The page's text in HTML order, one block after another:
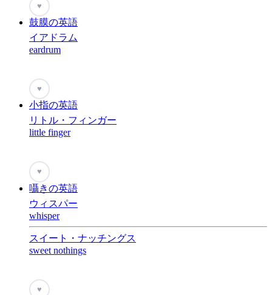
♥
鼓膜の英語
イアドラム
eardrum
♥
小指の英語
リトル・フィンガー
little finger
♥
囁きの英語
ウィスパー
whisper
スイート・ナッチングス
sweet nothings
♥